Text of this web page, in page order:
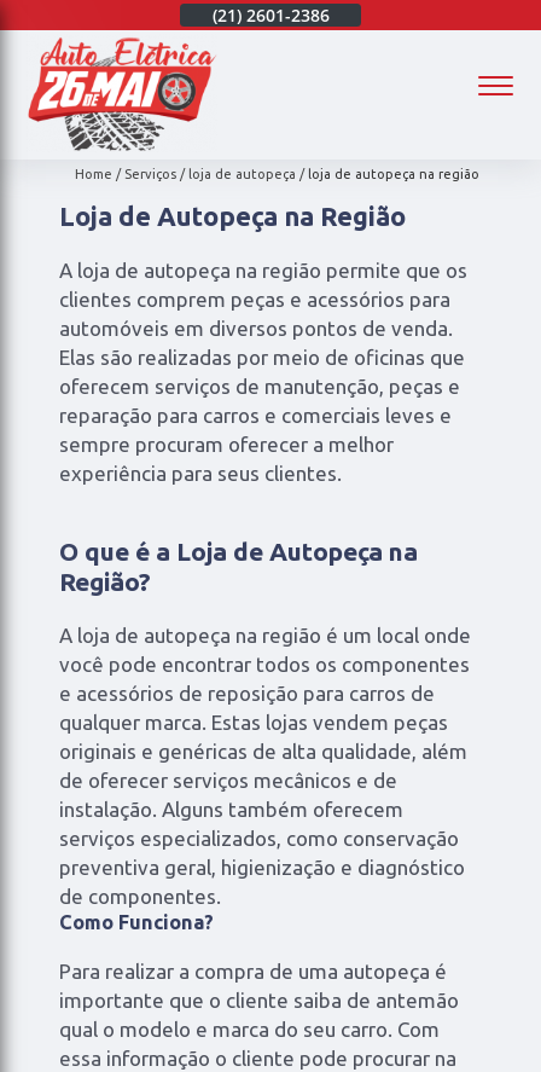
(21) 2601-2386
Home Serviços loja de autopeça loja de autopeça na região
Loja de Autopeça na Região
A loja de autopeça na região permite que os
clientes comprem peças e acessórios para
automóveis em diversos pontos de venda.
Elas são realizadas por meio de oficinas que
oferecem serviços de manutenção, peças e
reparação para carros e comerciais leves e
sempre procuram oferecer a melhor
experiência para seus clientes.
O que é a Loja de Autopeça na
Região?
A loja de autopeça na região é um local onde
você pode encontrar todos os componentes
e acessórios de reposição para carros de
qualquer marca. Estas lojas vendem peças
originais e genéricas de alta qualidade, além
de oferecer serviços mecânicos e de
instalação. Alguns também oferecem
serviços especializados, como conservação
preventiva geral, higienização e diagnóstico
de componentes.
Como Funciona?
Para realizar a compra de uma autopeça é
importante que o cliente saiba de antemão
qual o modelo e marca do seu carro. Com
essa informação o cliente pode procurar na